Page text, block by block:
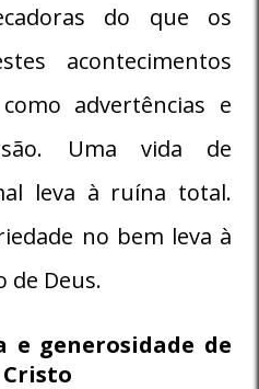
do que os
acontecimentos
advertências e
Uma vida de
leva à ruína total.
no bem leva à
de Deus.
e generosidade de
Cristo